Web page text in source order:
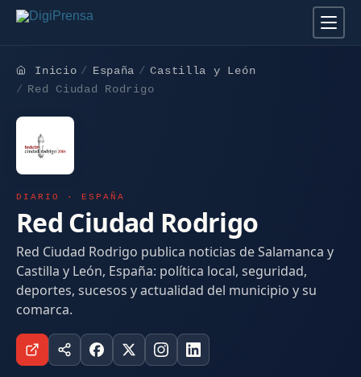
Inicio España
Castilla y León
Red Ciudad Rodrigo
DIARIO · ESPAÑA
Red Ciudad Rodrigo
Red Ciudad Rodrigo publica noticias de Salamanca y
Castilla y León, España: política local, seguridad,
deportes, sucesos y actualidad del municipio y su
comarca.